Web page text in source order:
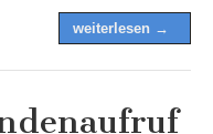
weiterlesen →